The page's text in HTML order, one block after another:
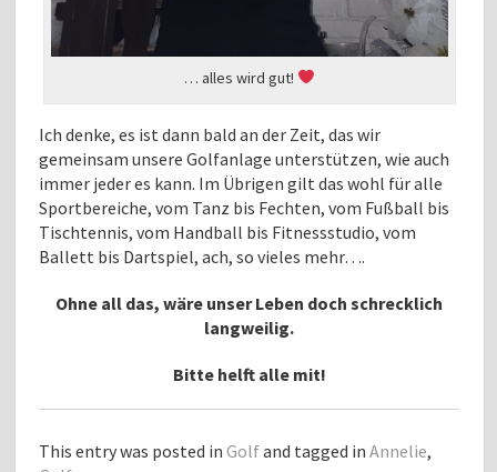
… alles wird gut!
Ich denke, es ist dann bald an der Zeit, das wir
gemeinsam unsere Golfanlage unterstützen, wie auch
immer jeder es kann. Im Übrigen gilt das wohl für alle
Sportbereiche, vom Tanz bis Fechten, vom Fußball bis
Tischtennis, vom Handball bis Fitnessstudio, vom
Ballett bis Dartspiel, ach, so vieles mehr….
Ohne all das, wäre unser Leben doch schrecklich
langweilig.
Bitte helft alle mit!
This entry was posted inGolfand tagged inAnnelie,